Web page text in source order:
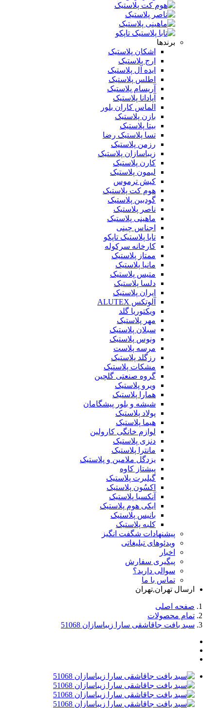
برندها
اشکان پلاستیک
ارج پلاستیک
ایده آل پلاستیک
اطلس پلاستیک
آریسام پلاستیک
آپادانا پلاستیک
الماس کاران بلور
بازن پلاستیک
بیتا پلاستیک
تسا پلاستیک رضا
رزمن پلاستیک
زیباسازان پلاستیک
کارن پلاستیک
لیمون پلاستیک
کیش ترموس
هوم کت پلاستیک
گودبین پلاستیک
ناصر پلاستیک
ماهینی پلاستیک
اجناس چینی
تابا پلاستیک تاپکو
کارخانه سرکوله
ممتاز پلاستیک
مانیا پلاستیک
متیس پلاستیک
دلسا پلاستیک
ایران پلاستیک
آلوتکس ALUTEX
ویکتوریا گلد
مهر پلاستیک
سبلان پلاستیک
ونوس پلاستیک
مرسه پلاست
رزگلد پلاستیک
مشکات پلاستیک
گروه صنعتی گلچین
ویرو پلاستیک
همارا پلاستیک
شیشه و بلور پیشگامان
پولاد پلاستیک
هیما پلاستیک
لوازم خانگی کارولین
دنزی پلاستیک
مانترا پلاستیک
یزدگل ملامین و پلاستیک
پیشتاز کاوه
گیلبرت پلاستیک
اکسُون پلاستیک
آنکسیا پلاستیک
ایکی هوم پلاستیک
بانیس پلاستیک
کلبه پلاستیک
پیشنهادات شگفت انگیز
ویدئوهای تبلیغاتی
اخبار
پیگیری سفارش
سوالی دارید؟
تماس با ما
ارسال تهران,تهران
صفحه اصلی
تمام محصولات
سبد بافت جاقاشقی سارا زیباسازان 51068